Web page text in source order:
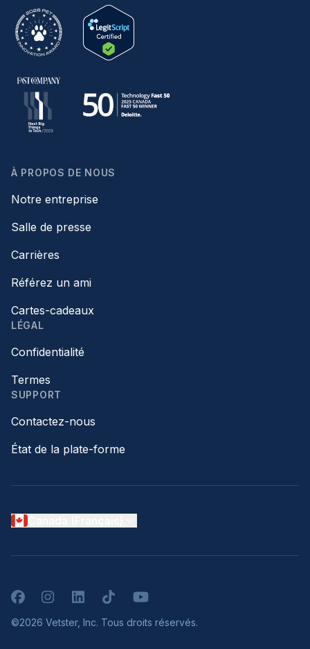
À PROPOS DE NOUS
Notre entreprise
Salle de presse
Carrières
Référez un ami
Cartes-cadeaux
LÉGAL
Confidentialité
Termes
SUPPORT
Contactez-nous
État de la plate-forme
FacebookInstagramLinkedInTikTokYouTube
©2026 Vetster, Inc. Tous droits réservés.